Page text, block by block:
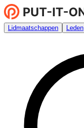
Lidmaatschappen Leden